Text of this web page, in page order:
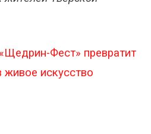
«Щедрин-Фест» превратит
живое искусство